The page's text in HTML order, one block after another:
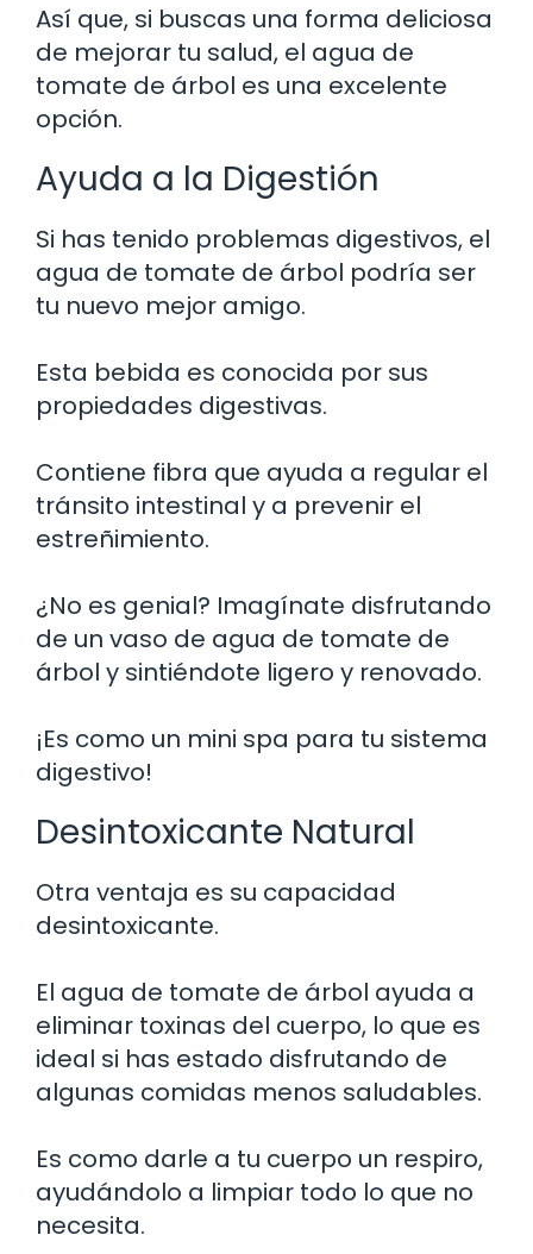
Así que, si buscas una forma deliciosa
de mejorar tu salud, el agua de
tomate de árbol es una excelente
opción.
Ayuda a la Digestión
Si has tenido problemas digestivos, el
agua de tomate de árbol podría ser
tu nuevo mejor amigo.
Esta bebida es conocida por sus
propiedades digestivas.
Contiene fibra que ayuda a regular el
tránsito intestinal y a prevenir el
estreñimiento.
¿No es genial? Imagínate disfrutando
de un vaso de agua de tomate de
árbol y sintiéndote ligero y renovado.
¡Es como un mini spa para tu sistema
digestivo!
Desintoxicante Natural
Otra ventaja es su capacidad
desintoxicante.
El agua de tomate de árbol ayuda a
eliminar toxinas del cuerpo, lo que es
ideal si has estado disfrutando de
algunas comidas menos saludables.
Es como darle a tu cuerpo un respiro,
ayudándolo a limpiar todo lo que no
necesita.